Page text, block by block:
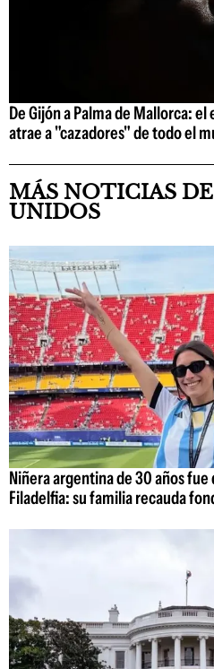
De Gijón a Palma de Mallorca: el
atrae a "cazadores" de todo el
MÁS NOTICIAS
UNIDOS
Niñera argentina de 30 años fue
Filadelfia: su familia recauda